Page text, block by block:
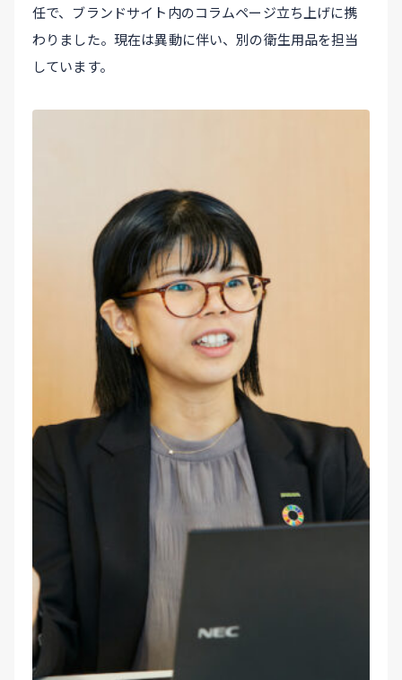
任で、ブランドサイト内のコラムページ立ち上げに携
わりました。現在は異動に伴い、別の衛生用品を担当
しています。